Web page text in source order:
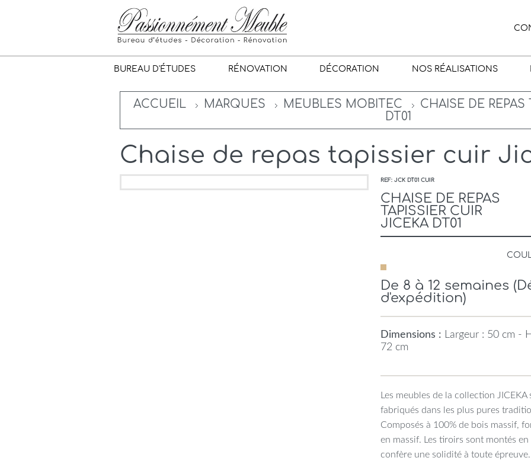
BUREAU D'ÉTUDES RÉNOVATION DÉCORATION NOS RÉALISATIONS
ACCUEIL MARQUES MEUBLES MOBITEC
CHAISE DE REPAS
DT01
Chaise de repas tapissier cuir
REF: JCK DT01 CUIR
CHAISE DE REPAS
TAPISSIER CUIR
JICEKA DT01
De 8 à 12 semaines
d'expédition)
Dimensions : Largeur : 50 cm -
72 cm
Les meubles de la collection
fabriqués dans les plus pures
Composés à 100% de bois massif,
en massif. Les tiroirs sont montés
confère une solidité à toute